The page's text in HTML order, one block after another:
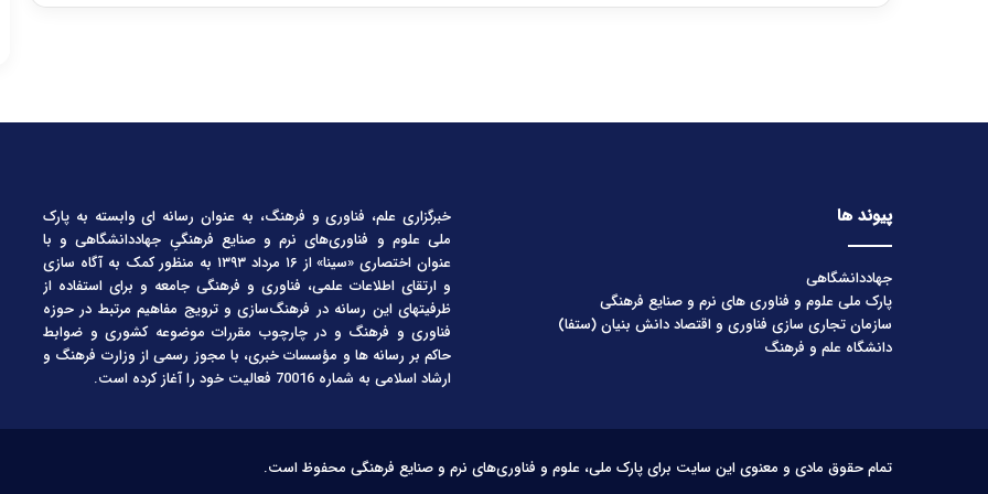
پیوند ها
جهاددانشگاهی
پارک ملی علوم و فناوری های نرم و صنایع فرهنگی
سازمان تجاری سازی فناوری و اقتصاد دانش بنیان (ستفا)
دانشگاه علم و فرهنگ
خبرگزاری علم، فناوری و فرهنگ، به عنوان رسانه ای وابسته به پارک
ملی علوم و فناوری‌های نرم و صنایع فرهنگیِ جهاددانشگاهی و با
عنوان اختصاری «سینا» از ۱۶ مرداد ۱۳۹۳ به منظور کمک به آگاه سازی
و ارتقای اطلاعات علمی، فناوری و فرهنگی جامعه و برای استفاده از
ظرفیتهای این رسانه در فرهنگ‌سازی و ترویج مفاهیم مرتبط در حوزه
فناوری و فرهنگ و در چارچوب مقررات موضوعه کشوری و ضوابط
حاکم بر رسانه ها و مؤسسات خبری، با مجوز رسمی از وزارت فرهنگ و
ارشاد اسلامی به شماره 70016 فعالیت خود را آغاز کرده است.
تمام حقوق مادی و معنوی این سایت برای پارک ملی، علوم و فناوری‌های نرم و صنایع فرهنگی محفوظ است.